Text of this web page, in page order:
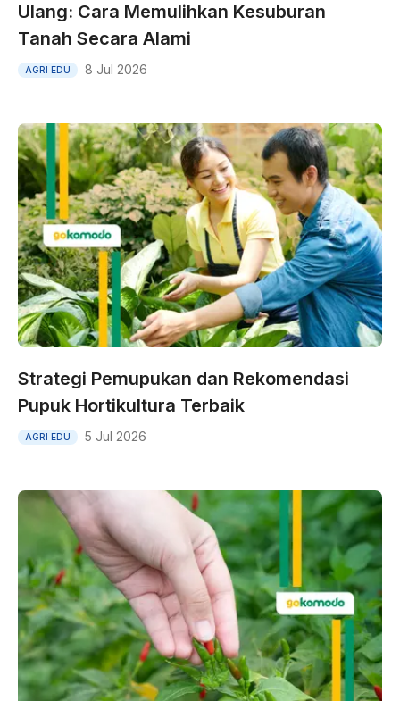
Ulang: Cara Memulihkan Kesuburan
Tanah Secara Alami
AGRI EDU 8 Jul 2026
Strategi Pemupukan dan Rekomendasi
Pupuk Hortikultura Terbaik
AGRI EDU 5 Jul 2026